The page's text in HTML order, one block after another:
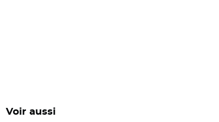
Voir aussi